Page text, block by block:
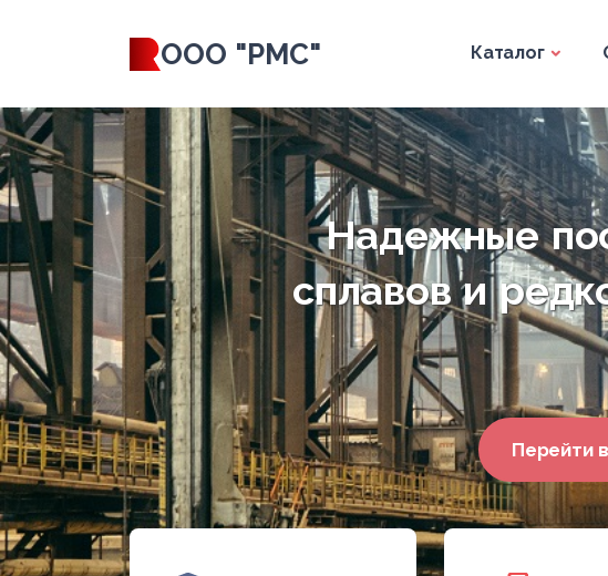
ООО "РМС" Каталог
Надежные
сплавов и
Перейти